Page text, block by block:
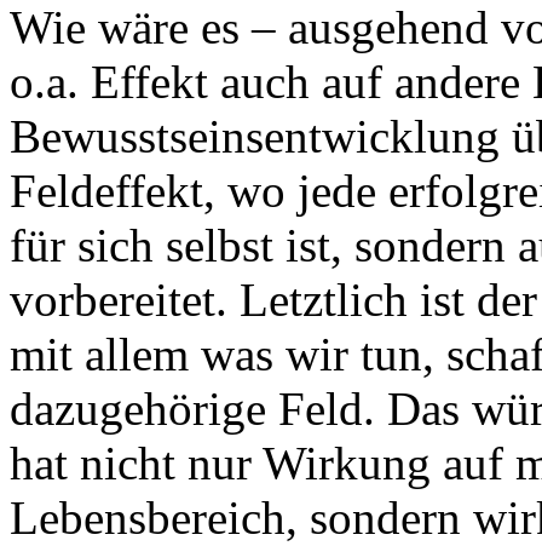
Wie wäre es – ausgehend
o.a. Effekt auch auf
Bewusstseinsentwicklung
Feldeffekt, wo jede
für sich selbst ist, sondern
vorbereitet. Letztlich ist
mit allem was wir tun,
dazugehörige Feld. Das
hat nicht nur Wirkung auf
Lebensbereich, sondern